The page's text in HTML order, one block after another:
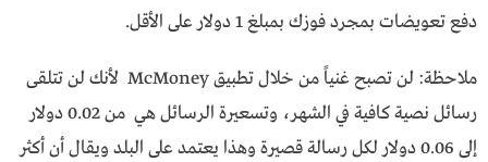
دفع تعويضات بمجرد فوزك بمبلغ 1 دولار على الأقل.
ملاحظة: لن تصبح غنياً من خلال تطبيق McMoney لأنك لن تتلقى
رسائل نصية كافية في الشهر، وتسعيرة الرسائل هي من 0.02 دولار
إلى 0.06 دولار لكل رسالة قصيرة وهذا يعتمد على البلد ويقال أن أكثر